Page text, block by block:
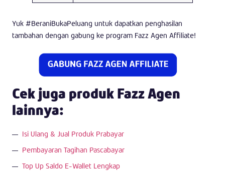
Yuk #BeraniBukaPeluang untuk dapatkan penghasilan
tambahan dengan gabung ke program Fazz Agen Affiliate!
Cek juga produk Fazz Agen
lainnya:
Isi Ulang & Jual Produk Prabayar
Pembayaran Tagihan Pascabayar
Top Up Saldo E-Wallet Lengkap